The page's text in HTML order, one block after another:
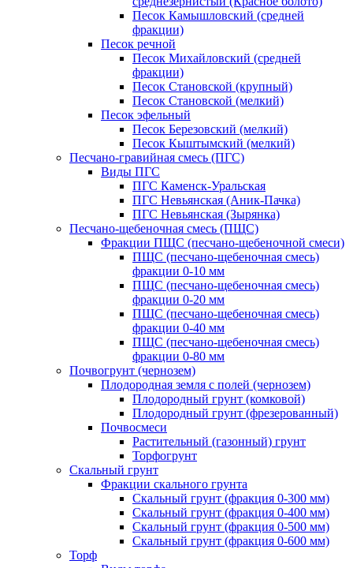
Песок Камышловский (средней
фракции)
Песок речной
Песок Михайловский (средней
фракции)
Песок Становской (крупный)
Песок Становской (мелкий)
Песок эфельный
Песок Березовский (мелкий)
Песок Кыштымский (мелкий)
Песчано-гравийная смесь (ПГС)
Виды ПГС
ПГС Каменск-Уральская
ПГС Невьянская (Аник-Пачка)
ПГС Невьянская (Зырянка)
Песчано-щебеночная смесь (ПЩС)
Фракции ПЩС (песчано-щебеночной смеси)
ПЩС (песчано-щебеночная смесь)
фракции 0-10 мм
ПЩС (песчано-щебеночная смесь)
фракции 0-20 мм
ПЩС (песчано-щебеночная смесь)
фракции 0-40 мм
ПЩС (песчано-щебеночная смесь)
фракции 0-80 мм
Почвогрунт (чернозем)
Плодородная земля с полей (чернозем)
Плодородный грунт (комковой)
Плодородный грунт (фрезерованный)
Почвосмеси
Растительный (газонный) грунт
Торфогрунт
Скальный грунт
Фракции скального грунта
Скальный грунт (фракция 0-300 мм)
Скальный грунт (фракция 0-400 мм)
Скальный грунт (фракция 0-500 мм)
Скальный грунт (фракция 0-600 мм)
Торф